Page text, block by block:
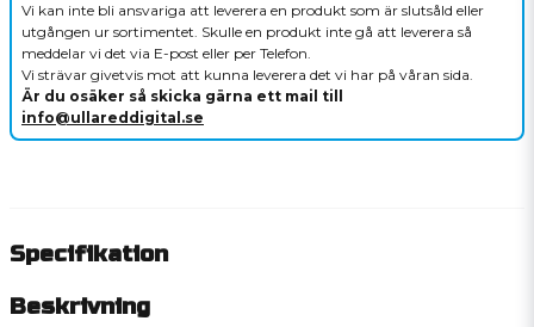
Vi kan inte bli ansvariga att leverera en produkt som är slutsåld eller
utgången ur sortimentet. Skulle en produkt inte gå att leverera så
meddelar vi det via E-post eller per Telefon.
Vi strävar givetvis mot att kunna leverera det vi har på våran sida.
Är du osäker så skicka gärna ett mail till
info@ullareddigital.se
Beskrivning
Specifikation